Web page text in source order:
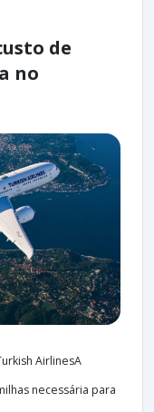
de
no
AirlinesA
necessária para